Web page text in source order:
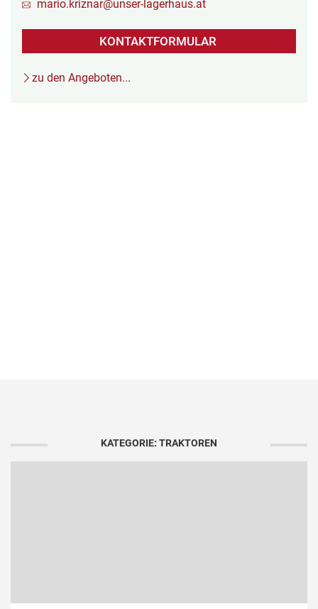
mario.kriznar@unser-lagerhaus.at
KONTAKTFORMULAR
zu den Angeboten...
KATEGORIE: TRAKTOREN